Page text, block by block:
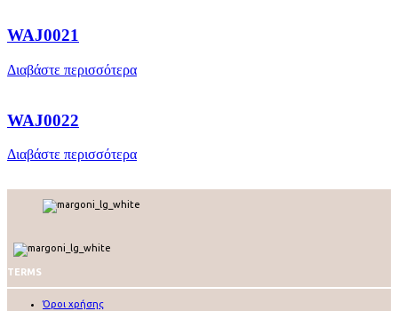
WAJ0021
Διαβάστε περισσότερα
WAJ0022
Διαβάστε περισσότερα
TERMS
Όροι χρήσης